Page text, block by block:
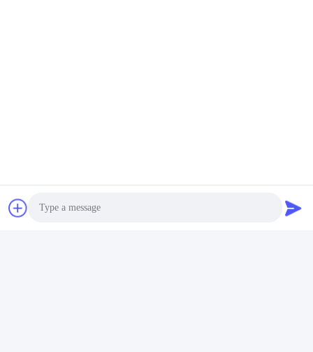
No.3939 Eurasian Ave., Chanba Ecological District, Tây An,